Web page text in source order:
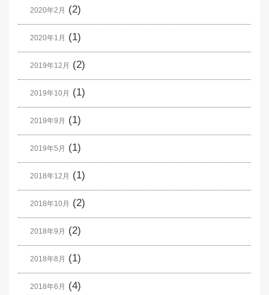
2020年2月 (2)
2020年1月 (1)
2019年12月 (2)
2019年10月 (1)
2019年9月 (1)
2019年5月 (1)
2018年12月 (1)
2018年10月 (2)
2018年9月 (2)
2018年8月 (1)
2018年6月 (4)